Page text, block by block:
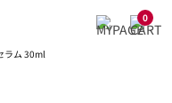
0
ラム 30ml